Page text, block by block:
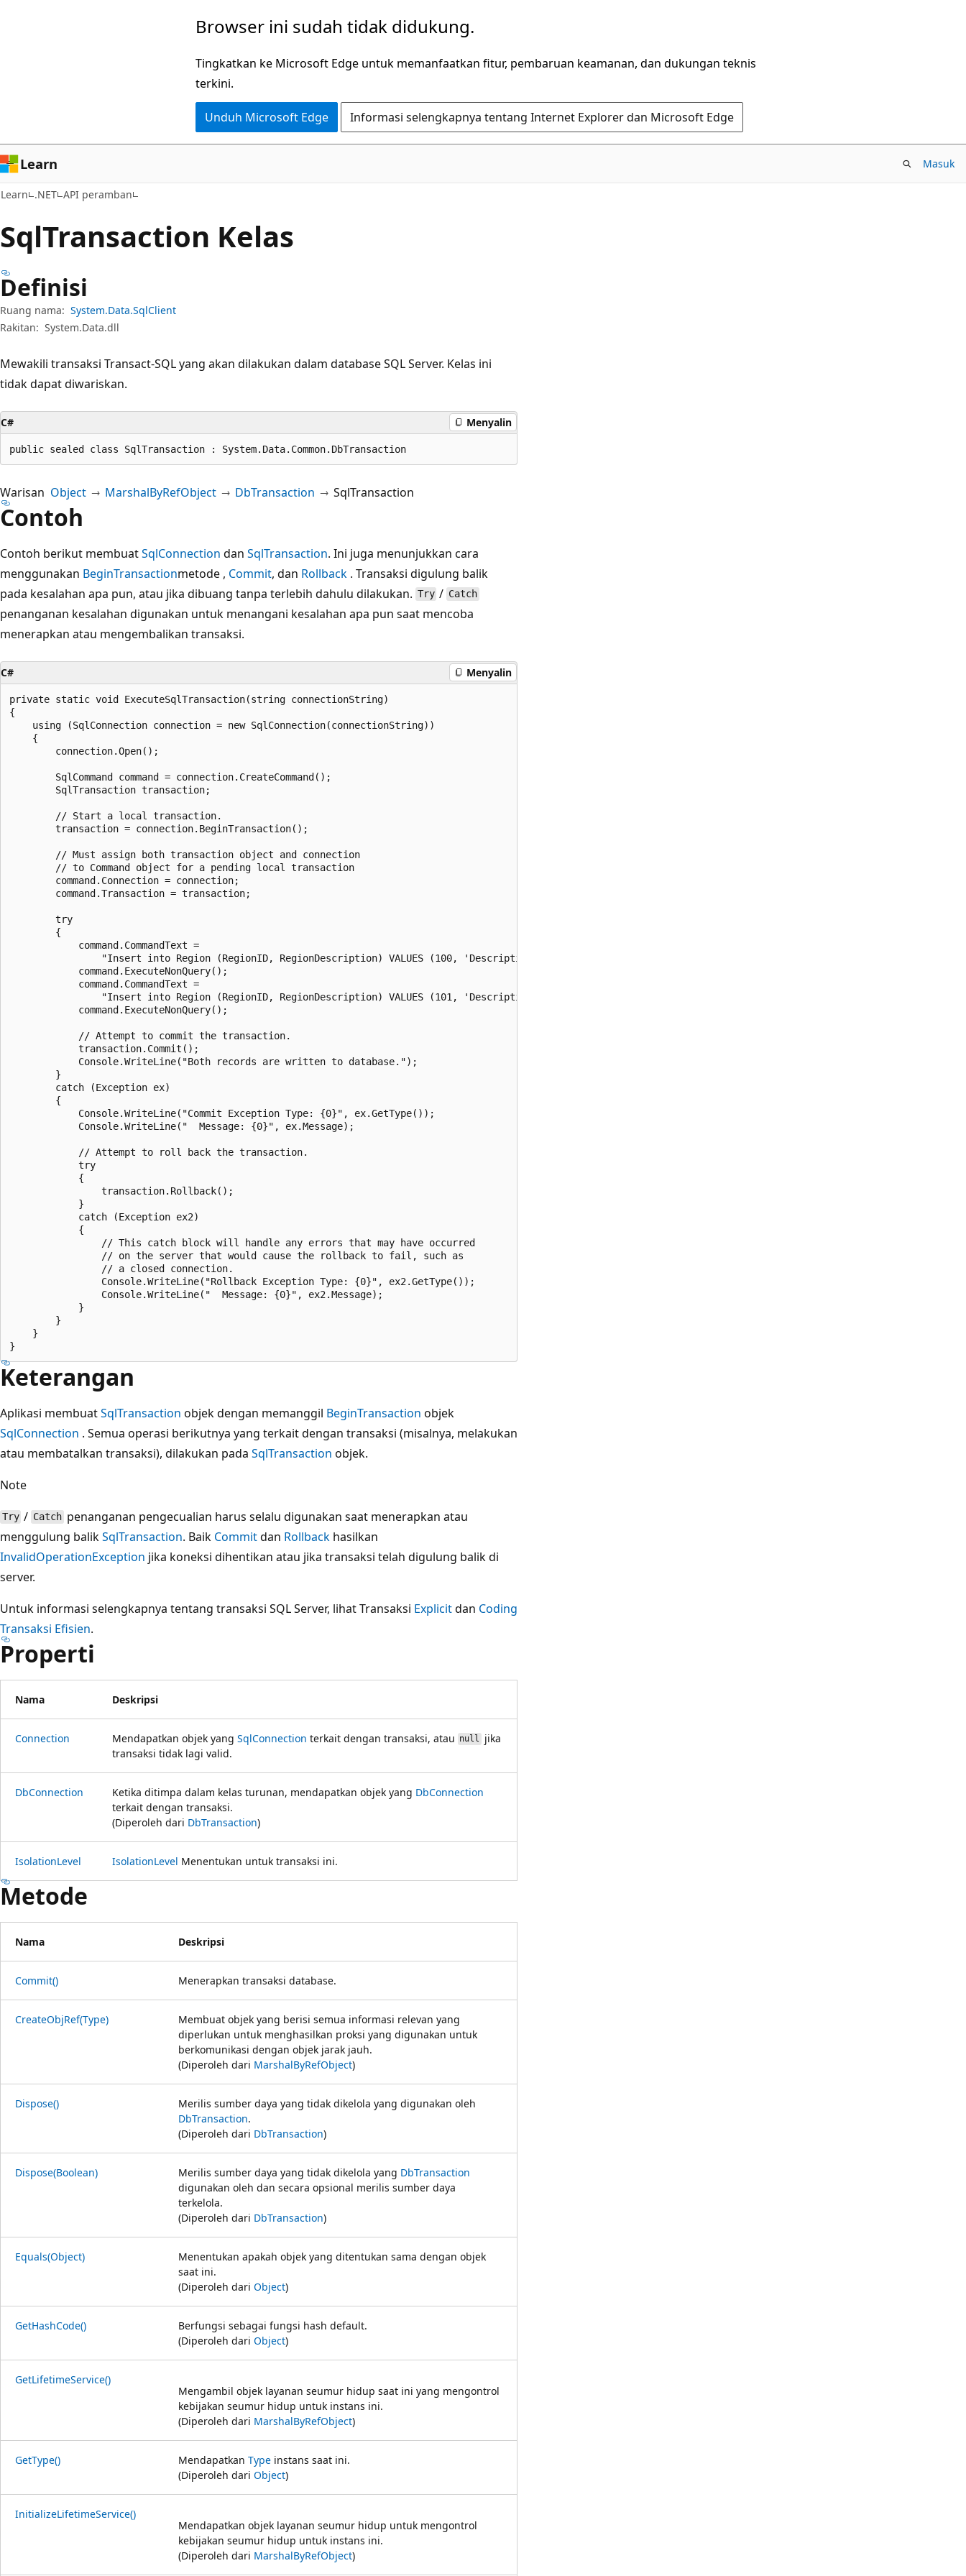
Browser ini sudah tidak didukung.
Tingkatkan ke Microsoft Edge untuk memanfaatkan fitur, pembaruan keamanan, dan dukungan teknis
terkini.
Unduh Microsoft Edge Informasi selengkapnya tentang Internet Explorer dan Microsoft Edge
Learn Masuk
Learn .NET API peramban
SqlTransaction Kelas
Definisi
Ruang nama: System.Data.SqlClient
Rakitan: System.Data.dll
Mewakili transaksi Transact-SQL yang akan dilakukan dalam database SQL Server. Kelas ini
tidak dapat diwariskan.
C# Menyalin
public sealed class SqlTransaction : System.Data.Common.DbTransaction
Warisan Object MarshalByRefObject DbTransaction SqlTransaction
Contoh
Contoh berikut membuatSqlConnection dan SqlTransaction. Ini juga menunjukkan cara
menggunakan BeginTransactionmetode , Commit, dan Rollback . Transaksi digulung balik
pada kesalahan apa pun, atau jika dibuang tanpa terlebih dahulu dilakukan. Try / Catch
penanganan kesalahan digunakan untuk menangani kesalahan apa pun saat mencoba
menerapkan atau mengembalikan transaksi.
C# Menyalin
private static void ExecuteSqlTransaction(string connectionString)
{
    using (SqlConnection connection = new SqlConnection(connectionString))
    {
        connection.Open();
        SqlCommand command = connection.CreateCommand();
        SqlTransaction transaction;
        // Start a local transaction.
        transaction = connection.BeginTransaction();
        // Must assign both transaction object and connection
        // to Command object for a pending local transaction
        command.Connection = connection;
        command.Transaction = transaction;
        try
        {
            command.CommandText =
                "Insert into Region (RegionID, RegionDescription) VALUES (100, 'Description')";
            command.ExecuteNonQuery();
            command.CommandText =
                "Insert into Region (RegionID, RegionDescription) VALUES (101, 'Description')";
            command.ExecuteNonQuery();
            // Attempt to commit the transaction.
            transaction.Commit();
            Console.WriteLine("Both records are written to database.");
        }
        catch (Exception ex)
        {
            Console.WriteLine("Commit Exception Type: {0}", ex.GetType());
            Console.WriteLine("  Message: {0}", ex.Message);
            // Attempt to roll back the transaction.
            try
            {
                transaction.Rollback();
            }
            catch (Exception ex2)
            {
                // This catch block will handle any errors that may have occurred
                // on the server that would cause the rollback to fail, such as
                // a closed connection.
                Console.WriteLine("Rollback Exception Type: {0}", ex2.GetType());
                Console.WriteLine("  Message: {0}", ex2.Message);
            }
        }
    }
Keterangan
Aplikasi membuatSqlTransaction objek dengan memanggil BeginTransaction objek
SqlConnection . Semua operasi berikutnya yang terkait dengan transaksi (misalnya, melakukan
atau membatalkan transaksi), dilakukan pada SqlTransaction objek.
Note
Try / Catchpenanganan pengecualian harus selalu digunakan saat menerapkan atau
menggulung balikSqlTransaction. Baik Commitdan Rollback hasilkan
InvalidOperationException jika koneksi dihentikan atau jika transaksi telah digulung balik di
server.
Untuk informasi selengkapnya tentang transaksi SQL Server, lihat Transaksi Explicitdan Coding
Transaksi Efisien.
Properti
Nama Deskripsi
Connection Mendapatkan objek yang SqlConnection terkait dengan transaksi, atau null jika
transaksi tidak lagi valid.
DbConnection Ketika ditimpa dalam kelas turunan, mendapatkan objek yang DbConnection
terkait dengan transaksi.
(Diperoleh dari DbTransaction)
IsolationLevel IsolationLevel Menentukan untuk transaksi ini.
Metode
Nama Deskripsi
Commit() Menerapkan transaksi database.
CreateObjRef(Type)
Membuat objek yang berisi semua informasi relevan yang
diperlukan untuk menghasilkan proksi yang digunakan untuk
berkomunikasi dengan objek jarak jauh.
(Diperoleh dari MarshalByRefObject)
Dispose()
Merilis sumber daya yang tidak dikelola yang digunakan oleh
DbTransaction.
(Diperoleh dari DbTransaction)
Dispose(Boolean) Merilis sumber daya yang tidak dikelola yang DbTransaction
digunakan oleh dan secara opsional merilis sumber daya
terkelola.
(Diperoleh dari DbTransaction)
Equals(Object)
Menentukan apakah objek yang ditentukan sama dengan objek
saat ini.
(Diperoleh dari Object)
GetHashCode()
Berfungsi sebagai fungsi hash default.
(Diperoleh dari Object)
GetLifetimeService()
Mengambil objek layanan seumur hidup saat ini yang mengontrol
kebijakan seumur hidup untuk instans ini.
(Diperoleh dari MarshalByRefObject)
GetType() Mendapatkan Type instans saat ini.
(Diperoleh dari Object)
InitializeLifetimeService()
Mendapatkan objek layanan seumur hidup untuk mengontrol
kebijakan seumur hidup untuk instans ini.
(Diperoleh dari MarshalByRefObject)